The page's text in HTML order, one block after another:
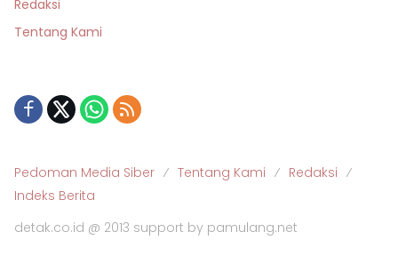
Redaksi
Tentang Kami
Pedoman Media Siber Tentang Kami
Redaksi
Indeks Berita
detak.co.id @ 2013 support by pamulang.net